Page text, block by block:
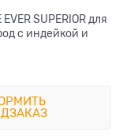
SUPERIOR для
с индейкой и